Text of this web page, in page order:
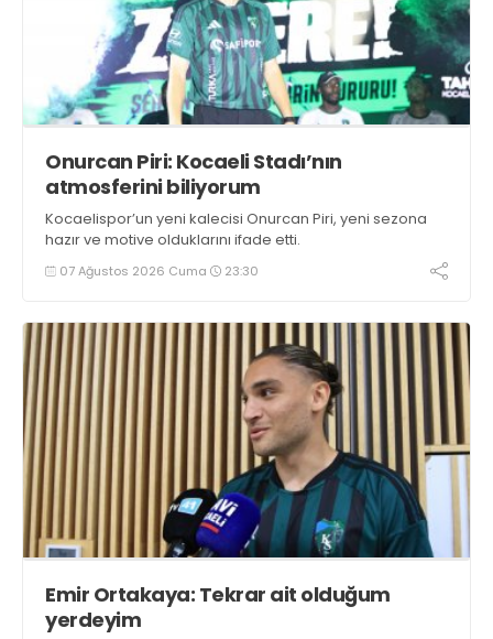
Onurcan Piri: Kocaeli Stadı’nın
atmosferini biliyorum
Kocaelispor’un yeni kalecisi Onurcan Piri, yeni sezona
hazır ve motive olduklarını ifade etti.
07 Ağustos 2026 Cuma 23:30
Emir Ortakaya: Tekrar ait olduğum
yerdeyim